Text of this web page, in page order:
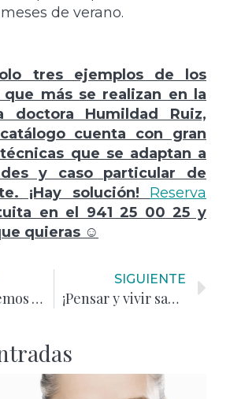
de verano.
tres ejemplos de los
más se realizan en la
doctora Humildad Ruiz,
cuenta con gran
que se adaptan a
y caso particular de
¡Hay solución! Reserva
en el 941 25 00 25 y
quieras ☺
¿Cómo podemos luchar contra el envejecimiento?
SIGUIENTE
¡Pensar y vivir sano!